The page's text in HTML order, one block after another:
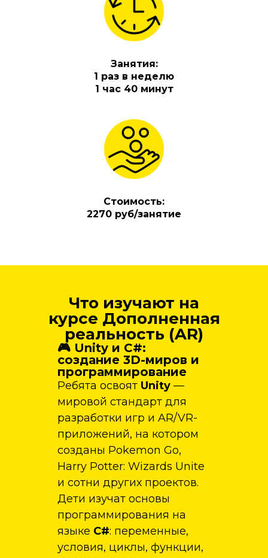
Занятия:
1 раз в неделю
1 час 40 минут
Стоимость:
2270 руб/занятие
Что изучают на
курсе Дополненная
реальность (AR)
🎮 Unity и C#:
создание 3D-миров и
программирование
Ребята освоят Unity —
мировой стандарт для
разработки игр и AR/VR-
приложений, на котором
созданы Pokemon Go,
Harry Potter: Wizards Unite
и сотни других проектов.
Дети изучат основы
программирования на
языке C#: переменные,
условия, циклы, функции,